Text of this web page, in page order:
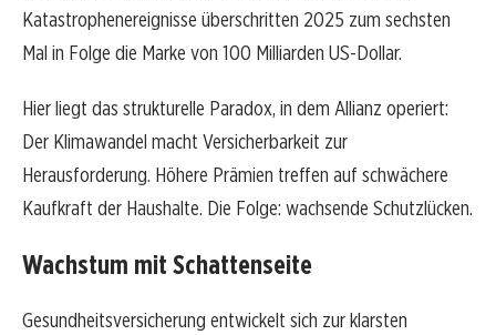
Katastrophenereignisse überschritten 2025 zum sechsten
Mal in Folge die Marke von 100 Milliarden US-Dollar.
Hier liegt das strukturelle Paradox, in dem Allianz operiert:
Der Klimawandel macht Versicherbarkeit zur
Herausforderung. Höhere Prämien treffen auf schwächere
Kaufkraft der Haushalte. Die Folge: wachsende Schutzlücken.
Wachstum mit Schattenseite
Gesundheitsversicherung entwickelt sich zur klarsten